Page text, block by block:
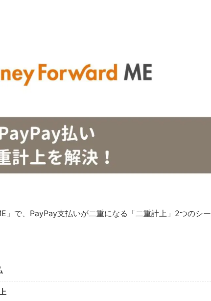
」で、PayPay支払いが二重になる「二重計上」2つのシー